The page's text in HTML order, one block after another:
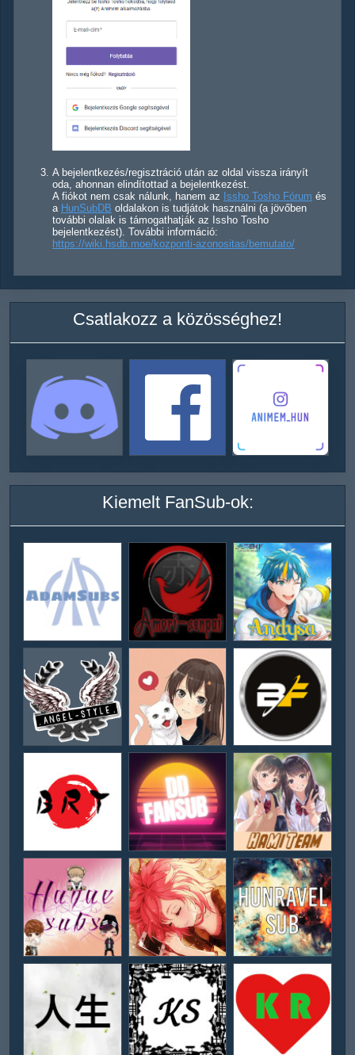
A bejelentkezés/regisztráció után az oldal vissza irányít
oda, ahonnan elindítottad a bejelentkezést.
A fiókot nem csak nálunk, hanem az Issho Tosho Fórum és
a HunSubDB oldalakon is tudjátok használni (a jövőben
további olalak is támogathatják az Issho Tosho
bejelentkezést). További információ:
https://wiki.hsdb.moe/kozponti-azonositas/bemutato/
Csatlakozz a közösséghez!
Kiemelt FanSub-ok: